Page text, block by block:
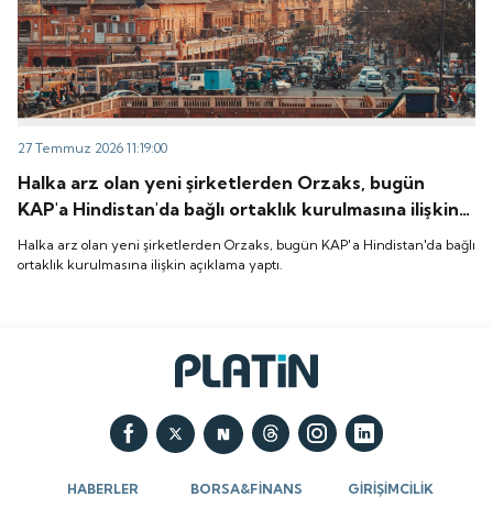
27 Temmuz 2026 11:19:00
Halka arz olan yeni şirketlerden Orzaks, bugün
KAP'a Hindistan'da bağlı ortaklık kurulmasına ilişkin
açıklama yaptı.
Halka arz olan yeni şirketlerden Orzaks, bugün KAP'a Hindistan'da bağlı
ortaklık kurulmasına ilişkin açıklama yaptı.
HABERLER BORSA&FİNANS GİRİŞİMCİLİK